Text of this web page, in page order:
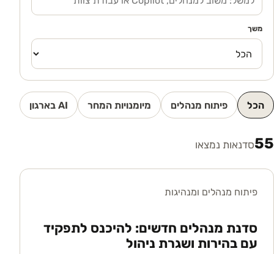
משך
הכל פיתוח מנהלים מיומנויות המחר AI בארגון
55סדנאות נמצאו
פיתוח מנהלים ומנהיגות
סדנת מנהלים חדשים: להיכנס לתפקיד
עם בהירות ושגרת ניהול